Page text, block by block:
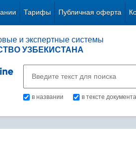
Тарифы Публичная оферта
и экспертные системы
УЗБЕКИСТАНА
в названии в тексте документа